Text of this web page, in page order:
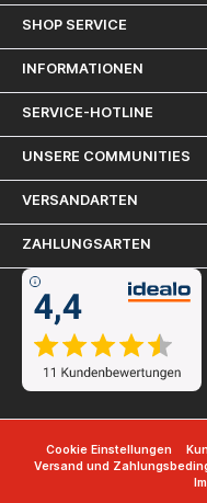
SHOP SERVICE
INFORMATIONEN
SERVICE-HOTLINE
UNSERE COMMUNITIES
VERSANDARTEN
ZAHLUNGSARTEN
Cookie Einstellungen
Versand und